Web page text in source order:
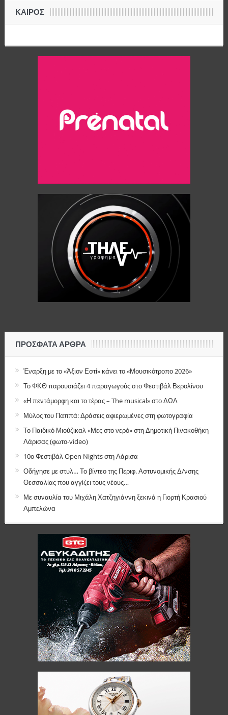
ΚΑΙΡΟΣ
ΠΡΌΣΦΑΤΑ ΆΡΘΡΑ
Έναρξη με το «Άξιον Εστί» κάνει το «Μουσικότροπο 2026»
Το ΦΚΘ παρουσιάζει 4 παραγωγούς στο Φεστιβάλ Βερολίνου
«Η πεντάμορφη και το τέρας – The musical» στο ΔΩΛ
Μύλος του Παππά: Δράσεις αφιερωμένες στη φωτογραφία
Το Παιδικό Μιούζικαλ «Μες στο νερό» στη Δημοτική Πινακοθήκη
Λάρισας (φωτο-video)
10ο Φεστιβάλ Open Nights στη Λάρισα
Οδήγησε με στυλ… Το βίντεο της Περιφ. Αστυνομικής Δ/νσης
Θεσσαλίας που αγγίζει τους νέους…
Με συναυλία του Μιχάλη Χατζηγιάννη ξεκινά η Γιορτή Κρασιού
Αμπελώνα